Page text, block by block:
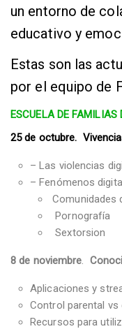
un entorno de
educativo y
Estas son las
por el equipo de
ESCUELA DE FAMILIAS
25 de octubre.
– Las violencias
– Fenómenos
Comunidades
Pornografía
Sextorsion
8 de noviembre.
Aplicaciones y
Control parental
Recursos para